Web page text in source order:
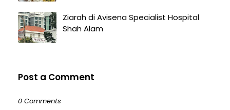
Ziarah di Avisena Specialist Hospital
Shah Alam
Post a Comment
0 Comments